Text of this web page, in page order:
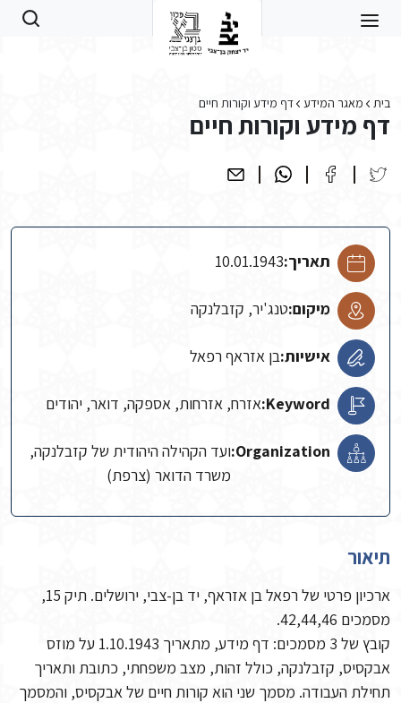
בית מאגר המידע דף מידע וקורות חיים
דף מידע וקורות חיים
תאריך:10.01.1943
מיקום:טנג'יר, קזבלנקה
אישיות:בן אזראף רפאל
Keyword: אזרח, אזרחות, אספקה, דואר, יהודים
Organization: ועד הקהילה היהודית של קזבלנקה,
משרד הדואר (צרפת)
תיאור
ארכיון פרטי של רפאל בן אזראף, יד בן-צבי, ירושלים. תיק 15,
מסמכים 42,44,46.
קובץ של 3 מסמכים: דף מידע, מתאריך 1.10.1943 על מוזס
אבקסיס, קזבלנקה, כולל זהות, מצב משפחתי, כתובת ותאריך
תחילת העבודה. מסמך שני הוא קורות חיים של אבקסיס, והמסמך